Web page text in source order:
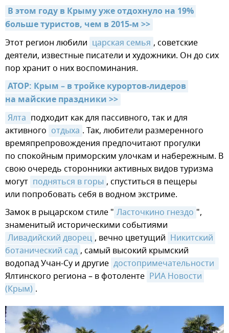
В этом году в Крыму уже отдохнуло на 19%
больше туристов, чем в 2015-м >>
Этот регион любили царская семья , советские
деятели, известные писатели и художники. Он до сих
пор хранит о них воспоминания.
АТОР: Крым – в тройке курортов-лидеров
на майские праздники >>
Ялта подходит как для пассивного, так и для
активного отдыха . Так, любители размеренного
времяпрепровождения предпочитают прогулки
по спокойным приморским улочкам и набережным. В
свою очередь сторонники активных видов туризма
могут подняться в горы , спуститься в пещеры
или попробовать себя в водном экстриме.
Замок в рыцарском стиле " Ласточкино гнездо ",
знаменитый историческими событиями
Ливадийский дворец , вечно цветущий Никитский
ботанический сад , самый высокий крымский
водопад Учан-Су и другие
Ялтинского региона – в фотоленте РИА Новости
(Крым) .